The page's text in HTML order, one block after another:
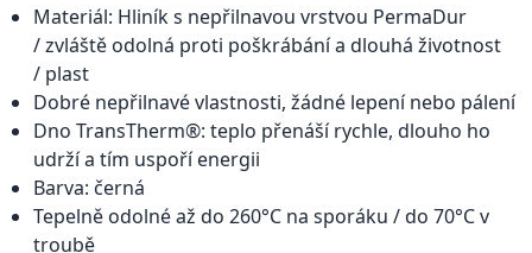
Materiál: Hliník s nepřilnavou vrstvou PermaDur
/ zvláště odolná proti poškrábání a dlouhá životnost
/ plast
Dobré nepřilnavé vlastnosti, žádné lepení nebo pálení
Dno TransTherm®: teplo přenáší rychle, dlouho ho
udrží a tím uspoří energii
Barva: černá
Tepelně odolné až do 260°C na sporáku / do 70°C v
troubě